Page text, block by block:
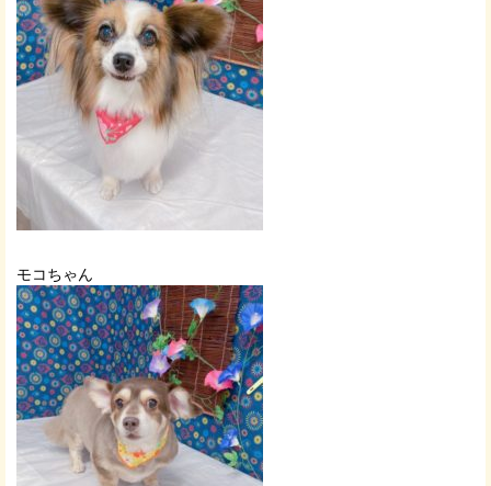
モコちゃん